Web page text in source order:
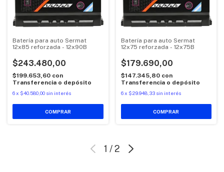
Batería para auto Sermat
12x85 reforzada - 12x90B
$243.480,00
$199.653,60 con
Transferencia o depósito
6x $40.580,00 sin interés
Batería para auto Sermat
12x75 reforzada - 12x75B
$179.690,00
$147.345,80 con
Transferencia o depósito
6 x $29.948,33 sin interés
1 /2